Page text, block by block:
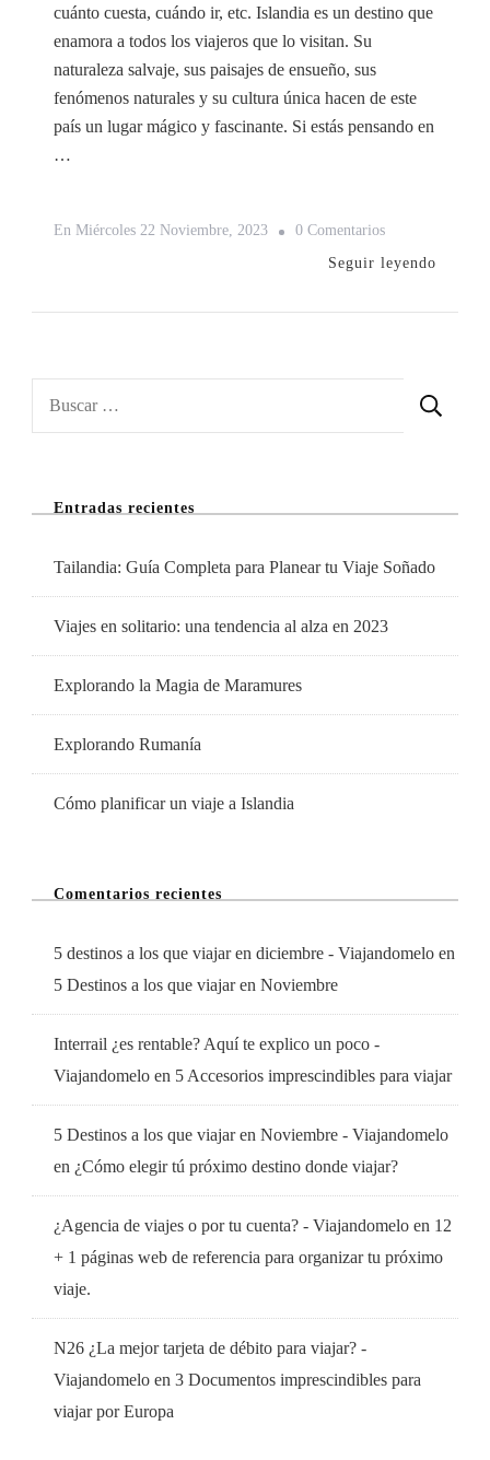
cuánto cuesta, cuándo ir, etc. Islandia es un destino que
enamora a todos los viajeros que lo visitan. Su
naturaleza salvaje, sus paisajes de ensueño, sus
fenómenos naturales y su cultura única hacen de este
país un lugar mágico y fascinante. Si estás pensando en
…
En Miércoles 22 Noviembre, 2023 0 ComentariosEn
Cómo
Seguir leyendo
Entradas recientes
Tailandia: Guía Completa para Planear tu Viaje Soñado
Viajes en solitario: una tendencia al alza en 2023
Explorando la Magia de Maramures
Explorando Rumanía
Cómo planificar un viaje a Islandia
Comentarios recientes
5 destinos a los que viajar en diciembre - Viajandomelo en
5 Destinos a los que viajar en Noviembre
Interrail ¿es rentable? Aquí te explico un poco -
Viajandomelo en 5 Accesorios imprescindibles para viajar
5 Destinos a los que viajar en Noviembre - Viajandomelo
en ¿Cómo elegir tú próximo destino donde viajar?
¿Agencia de viajes o por tu cuenta? - Viajandomelo en 12
+ 1 páginas web de referencia para organizar tu próximo
viaje.
N26 ¿La mejor tarjeta de débito para viajar? -
Viajandomelo en 3 Documentos imprescindibles para
viajar por Europa